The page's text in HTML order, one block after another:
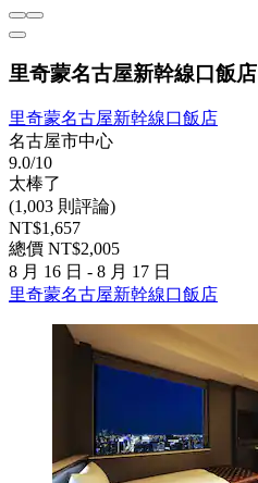
里奇蒙名古屋新幹線口飯店
里奇蒙名古屋新幹線口飯店
名古屋市中心
9.0/10
太棒了
(1,003 則評論)
NT$1,657
總價 NT$2,005
8 月 16 日 - 8 月 17 日
里奇蒙名古屋新幹線口飯店